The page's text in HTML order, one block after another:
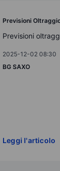
Previsioni
Previsioni
2025-12-02 08:30
BG SAXO
Leggi l'articolo